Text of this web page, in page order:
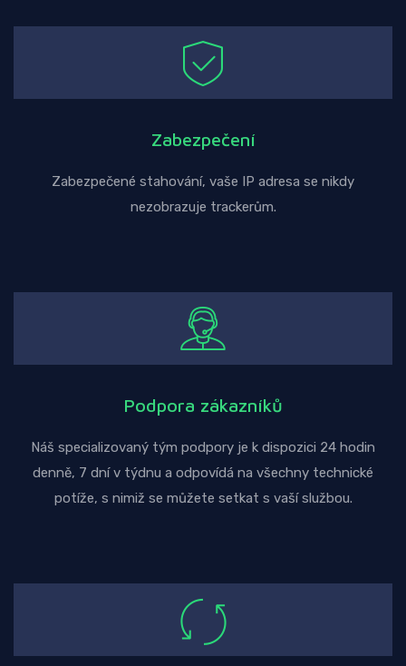
Zabezpečení
Zabezpečené stahování, vaše IP adresa se nikdy
nezobrazuje trackerům.
Podpora zákazníků
Náš specializovaný tým podpory je k dispozici 24 hodin
denně, 7 dní v týdnu a odpovídá na všechny technické
potíže, s nimiž se můžete setkat s vaší službou.